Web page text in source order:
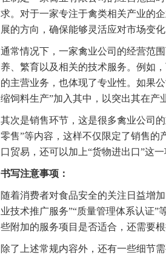
求。对于一家专注于禽类相关产业的
展的方向，确保能够灵活应对市场变化
通常情况下，一家禽业公司的经营范
养、繁育以及相关的技术服务。例如
的主营业务，也体现了专业性。如果
缩饲料生产”加入其中，以突出其在产
其次是销售环节，这是很多禽业公司
零售”等内容，这样不仅限定了销售的
口贸易，还可以加上“货物进出口”这
书写注意事项：
随着消费者对食品安全的关注日益增
业技术推广服务”“质量管理体系认证
些附加的服务项目是否适合，还需要
除了上述常规内容外，还有一些细节